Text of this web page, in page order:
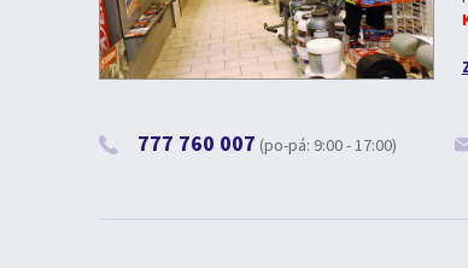
777 760 007 (po-pá: 9:00 - 17:00)